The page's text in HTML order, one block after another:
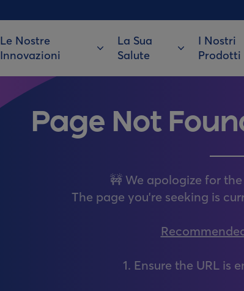
Le Nostre
Innovazioni
La Sua
Salute
I Nostri
Prodotti
Page Not
🚧 We apologize for
The page you're seeking is
1. Ensure the URL is